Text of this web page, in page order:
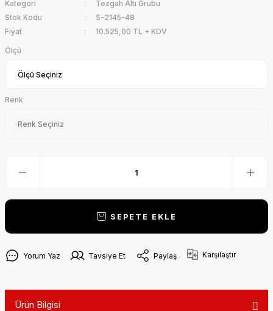
Kategori
Tezgah Altı Grubu
Stok Kodu
S-2145-48
Fiyat
10.525,00 TL + KDV
Ölçü
Renk
SEPETE EKLE
Yorum Yaz Tavsiye Et Paylaş Karşılaştır
Ürün Bilgisi